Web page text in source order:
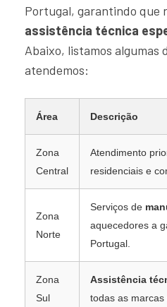
Portugal, garantindo que
assistência técnica
Abaixo, listamos algumas
atendemos:
Área Descrição
Zona
Central
Atendimento
residenciais e
Zona
Norte
Serviços de
aquecedores a
Portugal.
Zona
Sul
Assistência
todas as marcas